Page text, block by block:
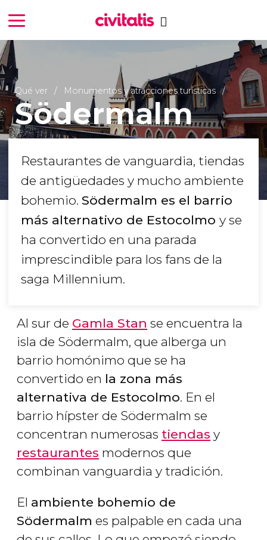
Qué ver Monumentos y atracciones turísticas
Södermalm
Restaurantes de vanguardia, tiendas
de antigüedades y mucho ambiente
bohemio. Södermalm es el barrio
más alternativo de Estocolmo y se
ha convertido en una parada
imprescindible para los fans de la
saga Millennium.
Al sur de Gamla Stan se encuentra la
isla de Södermalm, que alberga un
barrio homónimo que se ha
convertido en la zona más
alternativa de Estocolmo. En el
barrio hípster de Södermalm se
concentran numerosas tiendas y
restaurantes modernos que
combinan vanguardia y tradición.
El ambiente bohemio de
Södermalm es palpable en cada una